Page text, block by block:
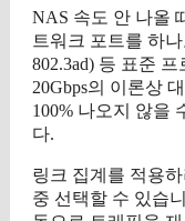
NAS 속도 안 나올
트워크 포트를 하
802.3ad) 등 표준
20Gbps의 이론상
100% 나오지 않을
다.
링크 집계를 적용
중 선택할 수 있습